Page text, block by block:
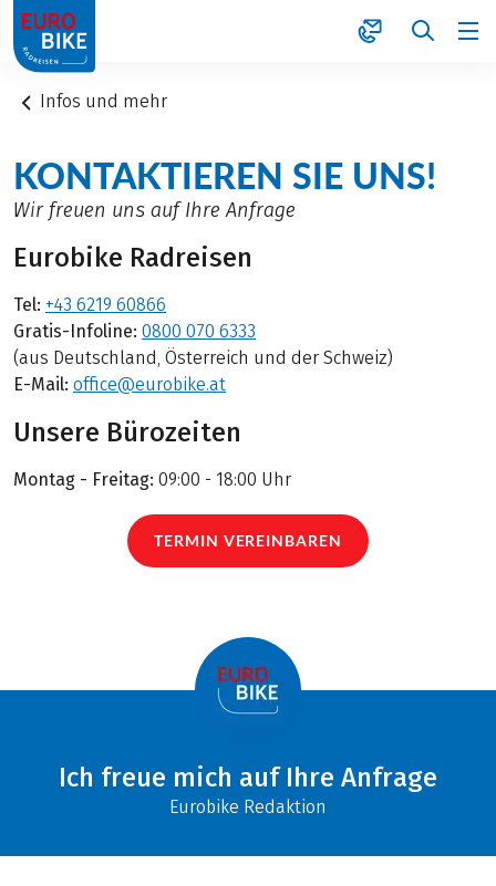
1
Infos und mehr
KONTAKTIEREN SIE UNS!
Wir freuen uns auf Ihre Anfrage
Eurobike Radreisen
Tel: +43 6219 60866
Gratis-Infoline: 0800 070 6333
(aus Deutschland, Österreich und der Schweiz)
E-Mail: office@eurobike.at
Unsere Bürozeiten
Montag - Freitag: 09:00 - 18:00 Uhr
TERMIN VEREINBAREN
Ich freue mich auf Ihre Anfrage
Eurobike Redaktion